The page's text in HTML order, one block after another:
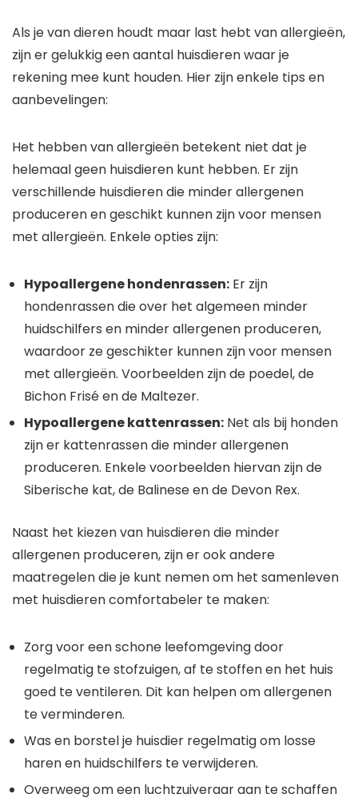
Als je van dieren houdt maar last hebt van allergieën,
zijn er gelukkig een aantal huisdieren waar je
rekening mee kunt houden. Hier zijn enkele tips en
aanbevelingen:
Het hebben van allergieën betekent niet dat je
helemaal geen huisdieren kunt hebben. Er zijn
verschillende huisdieren die minder allergenen
produceren en geschikt kunnen zijn voor mensen
met allergieën. Enkele opties zijn:
Hypoallergene hondenrassen: Er zijn
hondenrassen die over het algemeen minder
huidschilfers en minder allergenen produceren,
waardoor ze geschikter kunnen zijn voor mensen
met allergieën. Voorbeelden zijn de poedel, de
Bichon Frisé en de Maltezer.
Hypoallergene kattenrassen: Net als bij honden
zijn er kattenrassen die minder allergenen
produceren. Enkele voorbeelden hiervan zijn de
Siberische kat, de Balinese en de Devon Rex.
Naast het kiezen van huisdieren die minder
allergenen produceren, zijn er ook andere
maatregelen die je kunt nemen om het samenleven
met huisdieren comfortabeler te maken:
Zorg voor een schone leefomgeving door
regelmatig te stofzuigen, af te stoffen en het huis
goed te ventileren. Dit kan helpen om allergenen
te verminderen.
Was en borstel je huisdier regelmatig om losse
haren en huidschilfers te verwijderen.
Overweeg om een luchtzuiveraar aan te schaffen